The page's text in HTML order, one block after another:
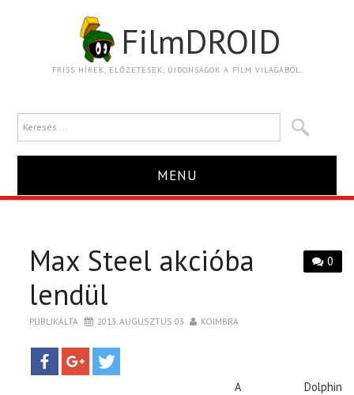
FilmDROID
FRISS HÍREK, ELŐZETESEK, ÚJDONSÁGOK A FILM VILÁGÁBÓL.
MENU
TRAILER
KRITIKA
BOXOFFICE
0
Max Steel akcióba
lendül
PUBLIKÁLTA 2013. AUGUSZTUS 03. KOIMBRA
A Dolphin